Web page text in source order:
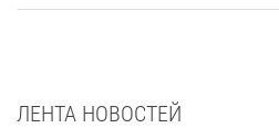
ЛЕНТА НОВОСТЕЙ